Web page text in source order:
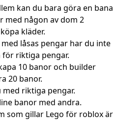
kan du bara göra en bana
med någon av dom 2
kläder.
låsas pengar har du inte
riktiga pengar.
10 banor och builder
20 banor.
med riktiga pengar.
banor med andra.
som gillar Lego för roblox är